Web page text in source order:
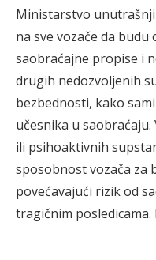
Ministarstvo
na sve vozače da
saobraćajne propise i
drugih nedozvoljenih
bezbednosti, kako
učesnika u
ili psihoaktivnih
sposobnost vozača za
povećavajući rizik od
tragičnim